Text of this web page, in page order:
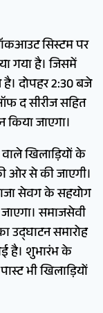
सिस्टम पर
गया है। जिसमें
दोपहर 2:30 बजे
द सीरीज सहित
किया जाएगा।
खिलाड़ियों के
ओर से की जाएगी।
सेवग के सहयोग
समाजसेवी
उद्घाटन समारोह
है। शुभारंभ के
भी खिलाड़ियों